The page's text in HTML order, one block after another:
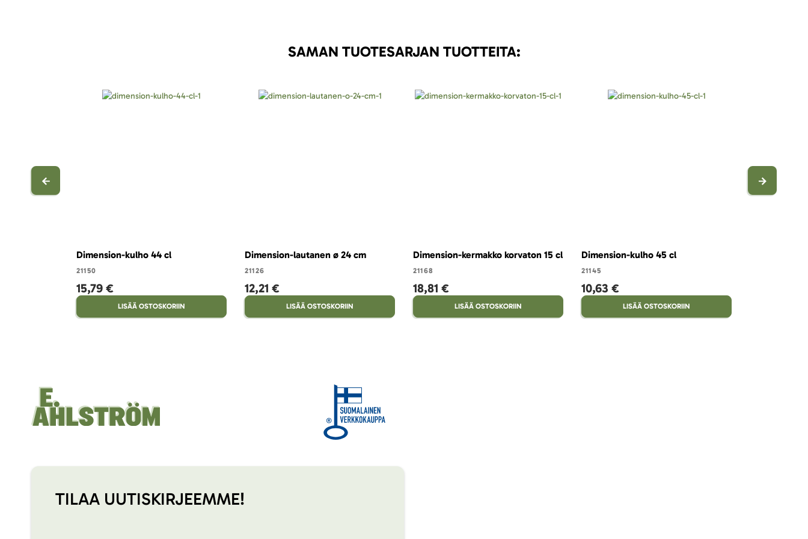
SAMAN TUOTESARJAN TUOTTEITA:
Dimension-kulho 44 cl
21150
15,79 €
LISÄÄ OSTOSKORIIN
Dimension-lautanen ø 24 cm
21126
12,21 €
LISÄÄ OSTOSKORIIN
Dimension-kermakko korvaton 15 cl
21168
18,81 €
LISÄÄ OSTOSKORIIN
Dimension-kulho 45 cl
21145
10,63 €
LISÄÄ OSTOSKORIIN
TILAA UUTISKIRJEEMME!